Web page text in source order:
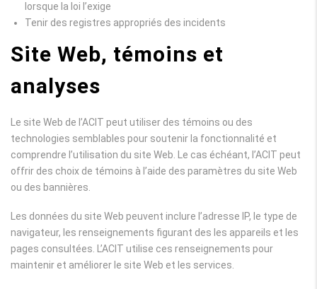
lorsque la loi l’exige
Tenir des registres appropriés des incidents
Site Web, témoins et
analyses
Le site Web de l’ACIT peut utiliser des témoins ou des
technologies semblables pour soutenir la fonctionnalité et
comprendre l’utilisation du site Web. Le cas échéant, l’ACIT peut
offrir des choix de témoins à l’aide des paramètres du site Web
ou des bannières.
Les données du site Web peuvent inclure l’adresse IP, le type de
navigateur, les renseignements figurant des les appareils et les
pages consultées. L’ACIT utilise ces renseignements pour
maintenir et améliorer le site Web et les services.